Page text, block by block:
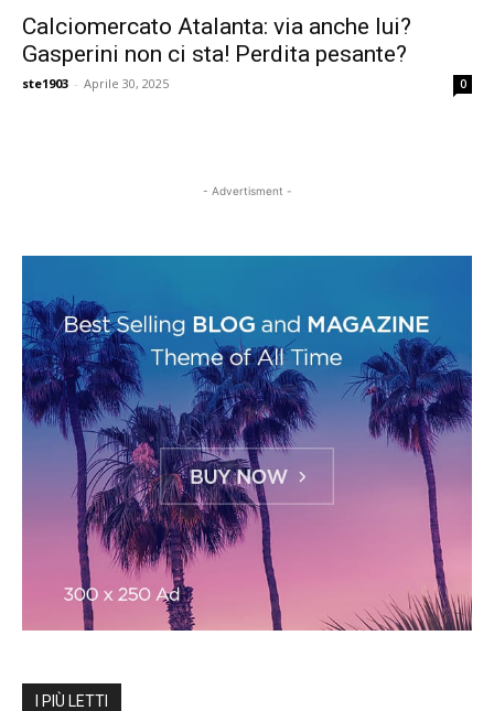
Calciomercato Atalanta: via anche lui?
Gasperini non ci sta! Perdita pesante?
ste1903 - Aprile 30, 2025 0
- Advertisment -
I PIÙ LETTI